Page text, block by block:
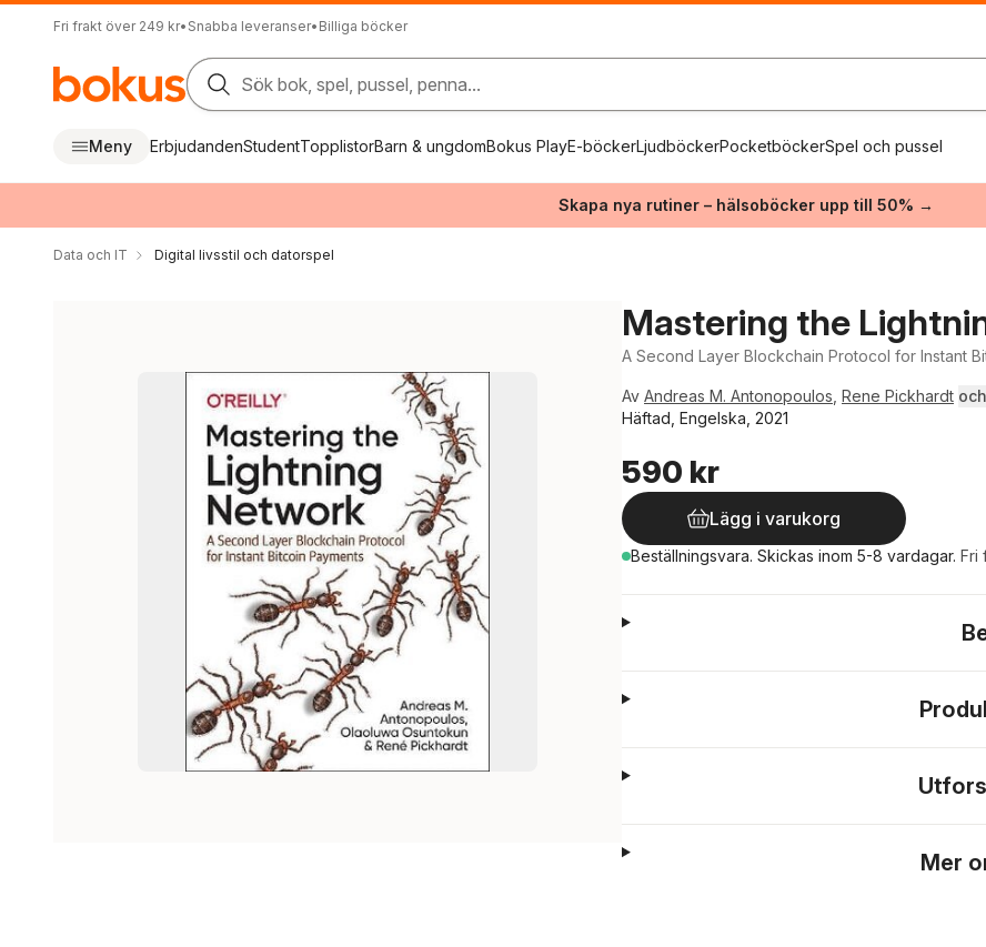
Fri frakt över 249 kr• Snabba leveranser• Billiga böcker
Sök bok, spel, pussel, penna...
Meny ErbjudandenStudentTopplistorBarn & ungdomBokus PlayE-böckerLjudböckerPocketböckerSpel och pussel
Skapa nya rutiner – hälsoböcker upp till 50% →
Data och IT Digital livsstil och datorspel
Mastering the
A Second Layer Blockchain Protocol for Instant
Av Andreas M. Antonopoulos Rene Pickhardt
Häftad, Engelska, 2021
590 kr
Lägg i varukorg
Beställningsvara. Skickas inom 5-8 vardagar. Fri
Mer